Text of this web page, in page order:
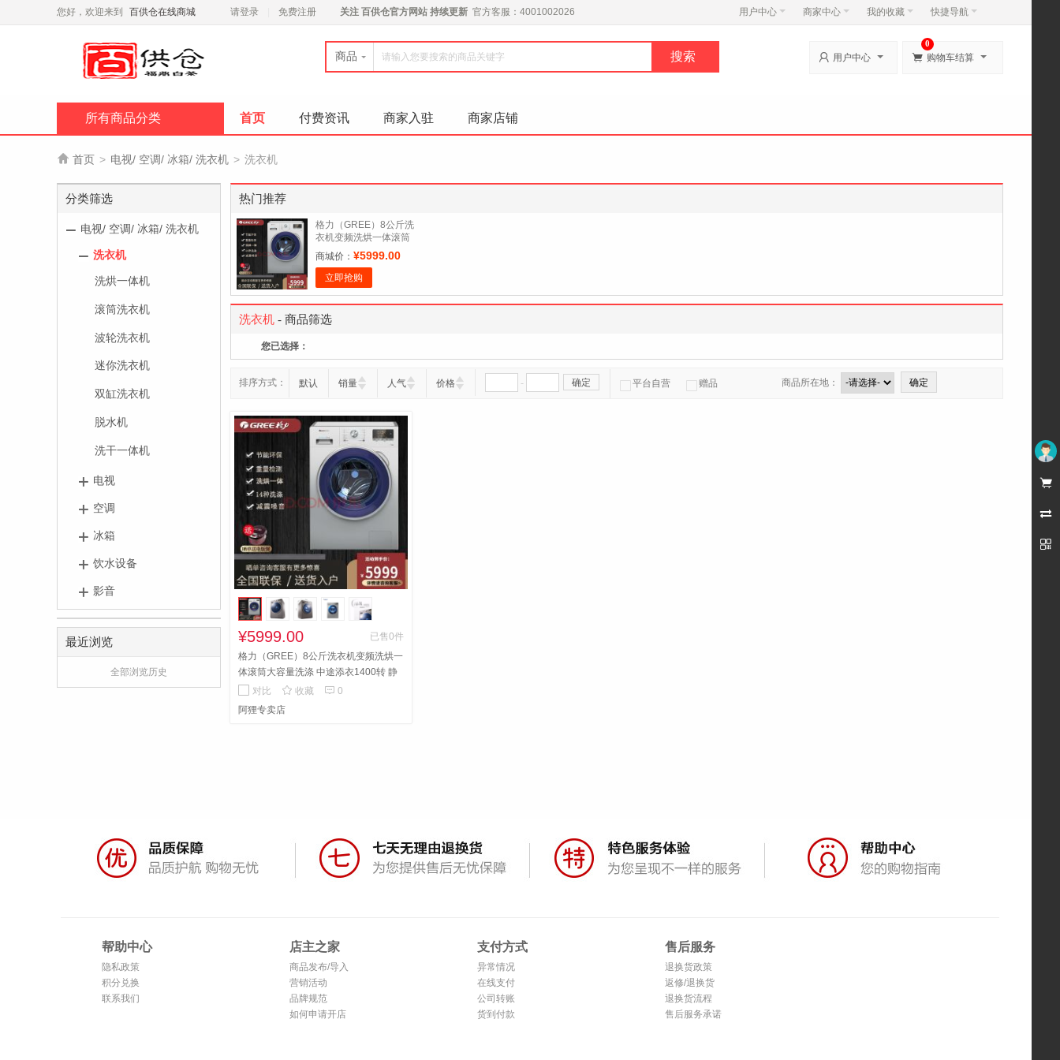
您好，欢迎来到 百供仓在线商城 请登录 免费注册 关注 百供仓官方网站 持续更新 官方客服：4001002026 用户中心 商家中心 我的收藏 快捷导航
未登录



商品  用户中心  购物车结算
0
所有商品分类 首页 付费资讯 商家入驻 商家店铺
 首页 > 电视/ 空调/ 冰箱/ 洗衣机 > 洗衣机
分类筛选
电视/ 空调/ 冰箱/ 洗衣机
洗衣机
洗烘一体机
滚筒洗衣机
波轮洗衣机
迷你洗衣机
双缸洗衣机
脱水机
洗干一体机
电视
空调
冰箱
饮水设备
影音
最近浏览
全部浏览历史
热门推荐
格力（GREE）8公斤洗
衣机变频洗烘一体滚筒
大容量洗涤 中途添衣
1400转 静音节能
商城价： ¥5999.00
立即抢购
洗衣机 - 商品筛选
您已选择：
排序方式： 默认 销量 人气 价格 - 确定 平台自营 赠品 商品所在地：
¥5999.00
已售0件
格力（GREE）8公斤洗衣机变频洗烘一
体滚筒大容量洗涤 中途添衣1400转 静
音节能8公斤变频洗烘一体滚筒大容量
洗涤 中途添衣1400转 静音节能
对比  收藏  0
阿狸专卖店
帮助中心
隐私政策
积分兑换
联系我们
店主之家
商品发布/导入
营销活动
品牌规范
如何申请开店
支付方式
异常情况
在线支付
公司转账
货到付款
售后服务
退换货政策
返修/退换货
退换货流程
售后服务承诺